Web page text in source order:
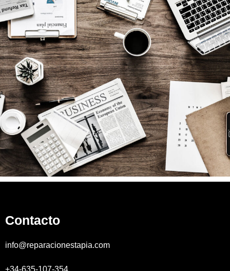
Privacy Matter
MaTix Tax Invation
Failure of Apple Acquisition
Contacto
info@reparacionestapia.com